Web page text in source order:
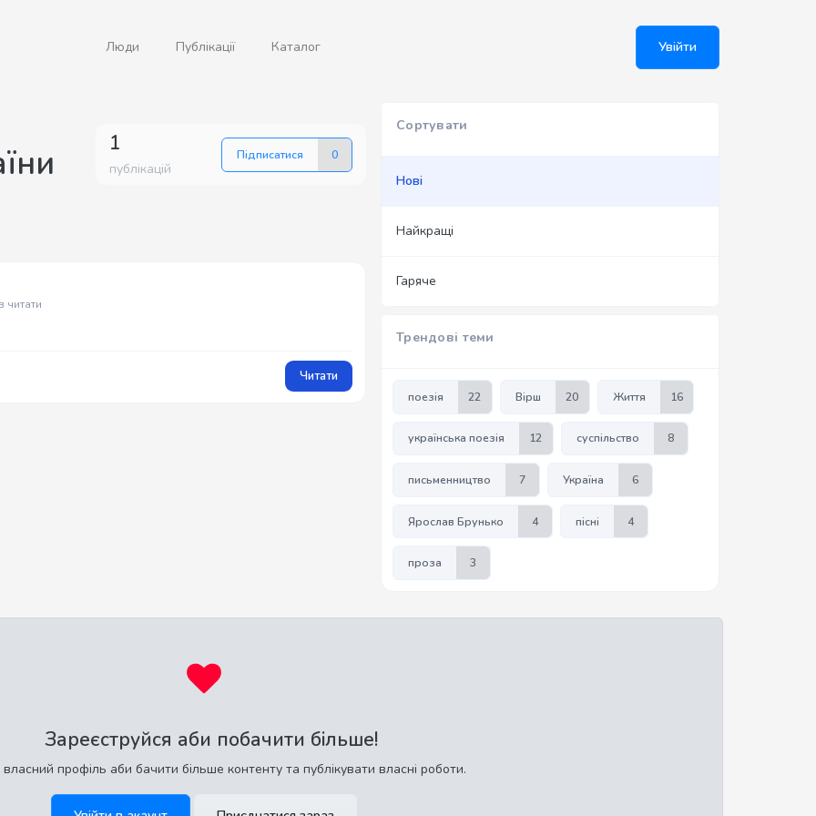
Люди Публікації Каталог Увійти
1
публікацій
Підписатися 0
читати
Читати
Сортувати
Нові
Найкращі
Гаряче
Трендові теми
поезія 22 Вірш 20 Життя 16
українська поезія 12 суспільство 8
письменництво 7 Україна 6
Ярослав Брунько 4 пісні 4
проза 3
Зареєструйся аби побачити більше!
профіль аби бачити більше контенту та публікувати власні роботи.